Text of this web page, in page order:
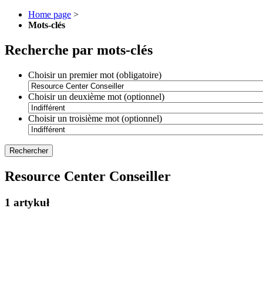
Home page >
Mots-clés
Recherche par mots-clés
Choisir un premier mot (obligatoire)
Choisir un deuxième mot (optionnel)
Choisir un troisième mot (optionnel)
Resource Center Conseiller
1 artykuł